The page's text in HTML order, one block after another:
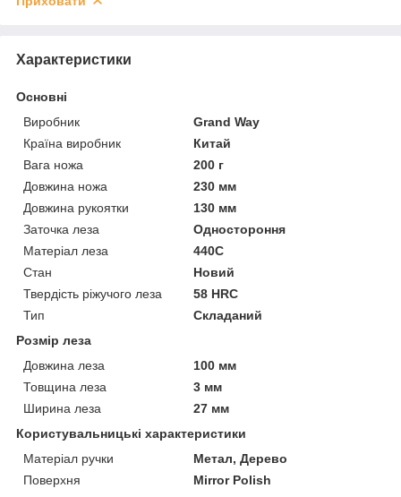
Характеристики
Основні
Виробник
Grand Way
Країна виробник
Китай
Вага ножа
200 г
Довжина ножа
230 мм
Довжина рукоятки
130 мм
Заточка леза
Одностороння
Матеріал леза
440C
Стан
Новий
Твердість ріжучого леза
58 HRC
Тип
Складаний
Розмір леза
Довжина леза
100 мм
Товщина леза
3 мм
Ширина леза
27 мм
Користувальницькі характеристики
Матеріал ручки
Метал, Дерево
Поверхня
Mirror Polish